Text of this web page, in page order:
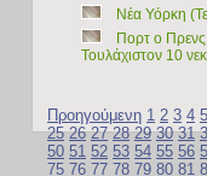
Νέα Υόρκη
Πορτ ο
Τουλάχιστον 10
Προηγούμενη 1 2 3 4 5
25 26 27 28 29 30 31
50 51 52 53 54 55 56
75 76 77 78 79 80 81